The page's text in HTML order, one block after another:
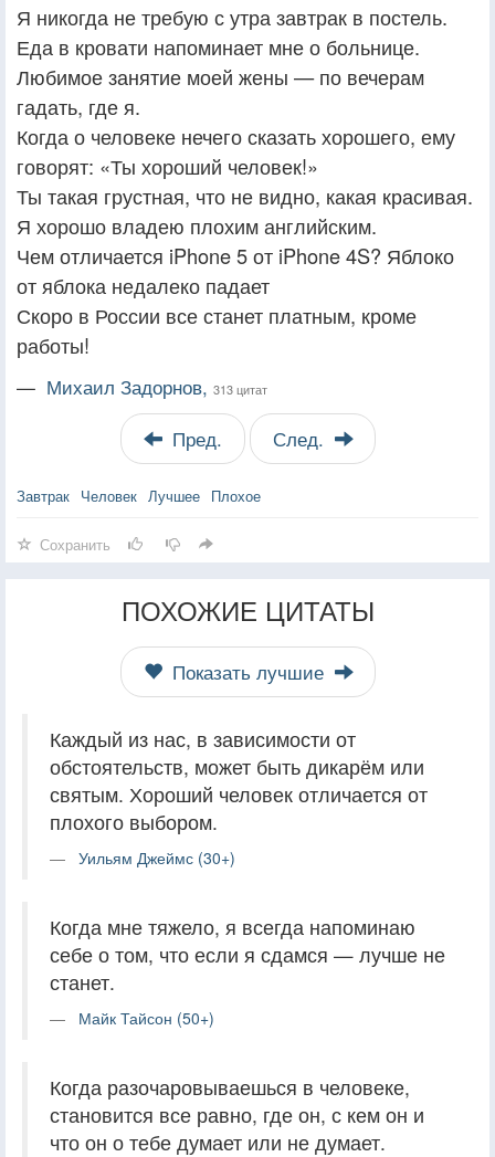
Я никогда не требую с утра завтрак в постель.
Еда в кровати напоминает мне о больнице.
Любимое занятие моей жены — по вечерам
гадать, где я.
Когда о человеке нечего сказать хорошего, ему
говорят: «Ты хороший человек!»
Ты такая грустная, что не видно, какая красивая.
Я хорошо владею плохим английским.
Чем отличается iPhone 5 от iPhone 4S? Яблоко
от яблока недалеко падает
Скоро в России все станет платным, кроме
работы!
— Михаил Задорнов, 313 цитат
Пред. След.
Завтрак Человек Лучшее Плохое
Сохранить
ПОХОЖИЕ ЦИТАТЫ
Показать лучшие
Каждый из нас, в зависимости от
обстоятельств, может быть дикарём или
святым. Хороший человек отличается от
плохого выбором.
Уильям Джеймс (30+)
Когда мне тяжело, я всегда напоминаю
себе о том, что если я сдамся — лучше не
станет.
Майк Тайсон (50+)
Когда разочаровываешься в человеке,
становится все равно, где он, с кем он и
что он о тебе думает или не думает.